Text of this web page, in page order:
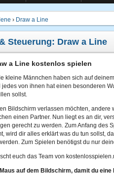
› Draw a Line
Steuerung: Draw a Line
a Line kostenlos spielen
kleine Männchen haben sich auf
jedes von ihnen hat einen besonderen
sollst.
Bildschirm verlassen möchten, andere
einen Partner. Nun liegt es an dir,
gerecht zu werden. Zum Anfang des
wird dir alles erklärt was du tun sollst,
Zum Spielen benötigst du nur
euch das Team von
auf dem Bildschirm, damit du eine